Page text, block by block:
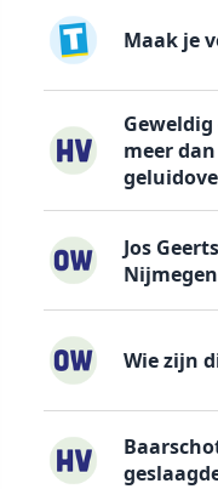
Maak je
meer
Jos
Nijmegen
Wie zijn